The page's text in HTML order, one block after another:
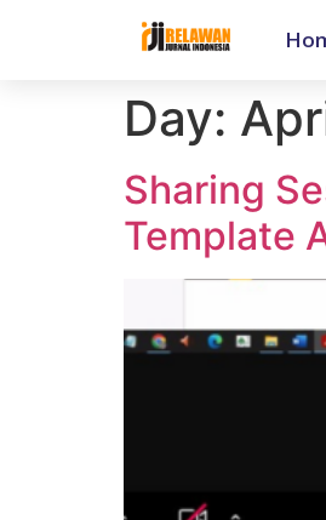
Day:
Sharing
Template